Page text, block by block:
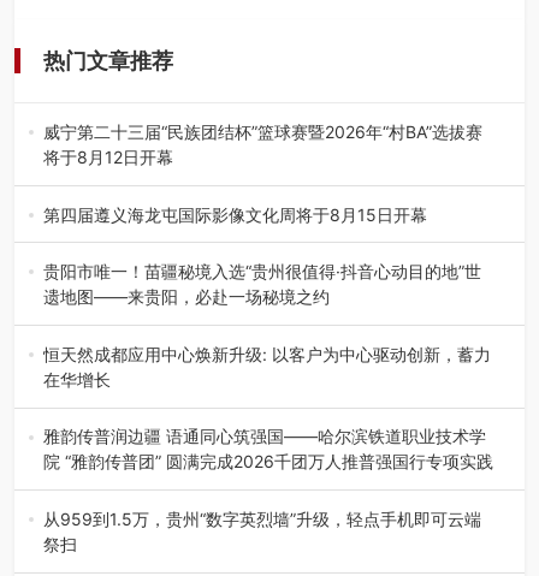
热门文章推荐
威宁第二十三届“民族团结杯”篮球赛暨2026年“村BA”选拔赛
将于8月12日开幕
8月7日，威宁彝族回族苗族自治县第二十三届“民族团结
杯”篮球赛暨2026年“村B…
第四届遵义海龙屯国际影像文化周将于8月15日开幕
8月7日，第四届遵义海龙屯国际影像文化周媒体通气会在世
界文化遗产地海龙屯核心景区…
贵阳市唯一！苗疆秘境入选“贵州很值得·抖音心动目的地”世
遗地图——来贵阳，必赴一场秘境之约
2026年7月21日，2026年“贵州很值得”暨抖音“心动目的
地”（贵州站）主题…
恒天然成都应用中心焕新升级: 以客户为中心驱动创新，蓄力
在华增长
融合全球研发实力与本土洞察，深化客户共创，赋能西南市
场创新发展 （7月27日，成…
雅韵传普润边疆 语通同心筑强国——哈尔滨铁道职业技术学
院 “雅韵传普团” 圆满完成2026千团万人推普强国行专项实践
为扎实推进2026“千团万人推普强国行”大学生暑期社会实
践，牢牢紧扣 “雅韵传普…
从959到1.5万，贵州“数字英烈墙”升级，轻点手机即可云端
祭扫
八一建军节到来之际，由贵州省退役军人事务厅指导，贵阳